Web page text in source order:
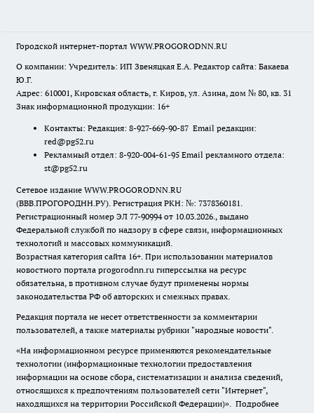
Городской интернет-портал WWW.PROGORODNN.RU
О компании: Учредитель: ИП Звеняцкая Е.А. Редактор сайта: Бакаева
Ю.Г.
Адрес: 610001, Кировская область, г. Киров, ул. Азина, дом № 80, кв. 31
Знак информационной продукции: 16+
Контакты: Редакция: 8-927-669-90-87 Email редакции:
red@pg52.ru
Рекламный отдел: 8-920-004-61-95 Email рекламного отдела:
st@pg52.ru
Сетевое издание WWW.PROGORODNN.RU
(ВВВ.ПРОГОРОДНН.РУ). Регистрация РКН: №: 7378360181.
Регистрационный номер ЭЛ 77-90994 от 10.03.2026., выдано
Федеральной службой по надзору в сфере связи, информационных
технологий и массовых коммуникаций.
Возрастная категория сайта 16+. При использовании материалов
новостного портала progorodnn.ru гиперссылка на ресурс
обязательна, в противном случае будут применены нормы
законодательства РФ об авторских и смежных правах.
Редакция портала не несет ответственности за комментарии
пользователей, а также материалы рубрики "народные новости".
«На информационном ресурсе применяются рекомендательные
технологии (информационные технологии предоставления
информации на основе сбора, систематизации и анализа сведений,
относящихся к предпочтениям пользователей сети "Интернет",
находящихся на территории Российской Федерации)». Подробнее